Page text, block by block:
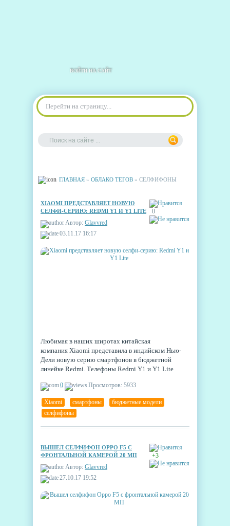
ВОЙТИ НА САЙТ
Перейти на страницу...
ГЛАВНАЯ » ОБЛАКО ТЕГОВ » СЕЛФИФОНЫ
0
XIAOMI ПРЕДСТАВЛЯЕТ НОВУЮ
СЕЛФИ-СЕРИЮ: REDMI Y1 И Y1 LITE
Автор: Glavvred
03.11.17 16:17
Любимая в наших широтах китайская
компания Xiaomi представила в индийском Нью-
Дели новую серию смартфонов в бюджетной
линейке Redmi. Телефоны Redmi Y1 и Y1 Lite
0 Просмотров: 5933
Xiaomi смартфоны бюджетные модели
селфифоны
+3
ВЫШЕЛ СЕЛФИФОН OPPO F5 С
ФРОНТАЛЬНОЙ КАМЕРОЙ 20 МП
Автор: Glavvred
27.10.17 19:52